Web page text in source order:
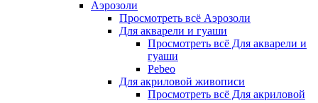
Аэрозоли
Просмотреть всё Аэрозоли
Для акварели и гуаши
Просмотреть всё Для акварели и
гуаши
Pebeo
Для акриловой живописи
Просмотреть всё Для акриловой